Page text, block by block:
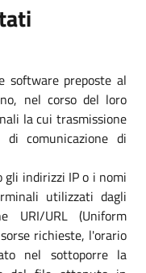
software preposte al
nel corso del loro
la cui trasmissione
comunicazione di
indirizzi IP o i nomi
utilizzati dagli
URI/URL (Uniform
richieste, l'orario
nel sottoporre la